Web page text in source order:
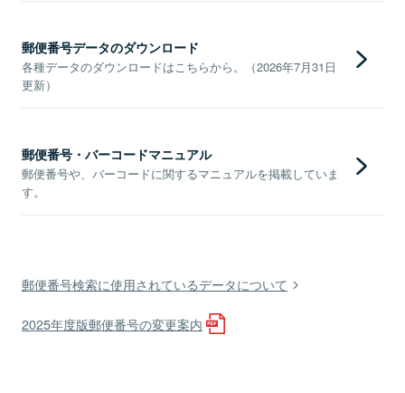
郵便番号データのダウンロード
各種データのダウンロードはこちらから。（2026年7月31日
更新）
郵便番号・バーコードマニュアル
郵便番号や、バーコードに関するマニュアルを掲載していま
す。
郵便番号検索に使用されているデータについて
2025年度版郵便番号の変更案内